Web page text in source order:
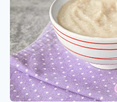
Любой возраст
Новорожденный
1-3 месяца
4-6 месяцев